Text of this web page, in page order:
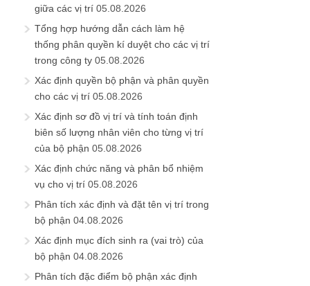
giữa các vị trí 05.08.2026
Tổng hợp hướng dẫn cách làm hệ
thống phân quyền kí duyệt cho các vị trí
trong công ty 05.08.2026
Xác định quyền bộ phận và phân quyền
cho các vị trí 05.08.2026
Xác định sơ đồ vị trí và tính toán định
biên số lượng nhân viên cho từng vị trí
của bộ phận 05.08.2026
Xác định chức năng và phân bổ nhiệm
vụ cho vị trí 05.08.2026
Phân tích xác định và đặt tên vị trí trong
bộ phận 04.08.2026
Xác định mục đích sinh ra (vai trò) của
bộ phận 04.08.2026
Phân tích đặc điểm bộ phận xác định